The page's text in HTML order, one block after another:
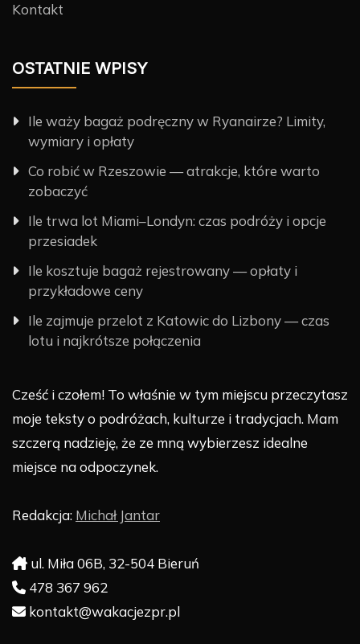
Kontakt
OSTATNIE WPISY
Ile waży bagaż podręczny w Ryanairze? Limity,
wymiary i opłaty
Co robić w Rzeszowie — atrakcje, które warto
zobaczyć
Ile trwa lot Miami–Londyn: czas podróży i opcje
przesiadek
Ile kosztuje bagaż rejestrowany — opłaty i
przykładowe ceny
Ile zajmuje przelot z Katowic do Lizbony — czas
lotu i najkrótsze połączenia
Cześć i czołem! To właśnie w tym miejscu przeczytasz
moje teksty o podróżach, kulturze i tradycjach. Mam
szczerą nadzieję, że ze mną wybierzesz idealne
miejsce na odpoczynek.
Redakcja: Michał Jantar
ul. Miła 06B, 32-504 Bieruń
478 367 962
kontakt@wakacjezpr.pl